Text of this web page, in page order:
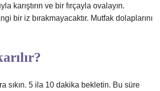
karıştırın ve bir fırçayla ovalayın.
bir iz bırakmayacaktır. Mutfak dolaplarını
sıkın. 5 ila 10 dakika bekletin. Bu süre